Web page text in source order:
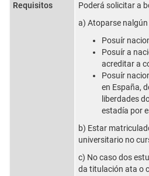
Requisitos
Poderá solicitar a
a) Atoparse
Posuír
Posuír a
acreditar a
Posuír
en España,
liberdades
estadía por
b) Estar
universitario no
c) No caso dos
da titulación ata o